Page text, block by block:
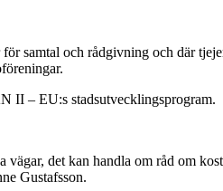
samtal och rådgivning och där
II – EU:s stadsutvecklingsprogram.
det kan handla om råd om
Gustafsson.